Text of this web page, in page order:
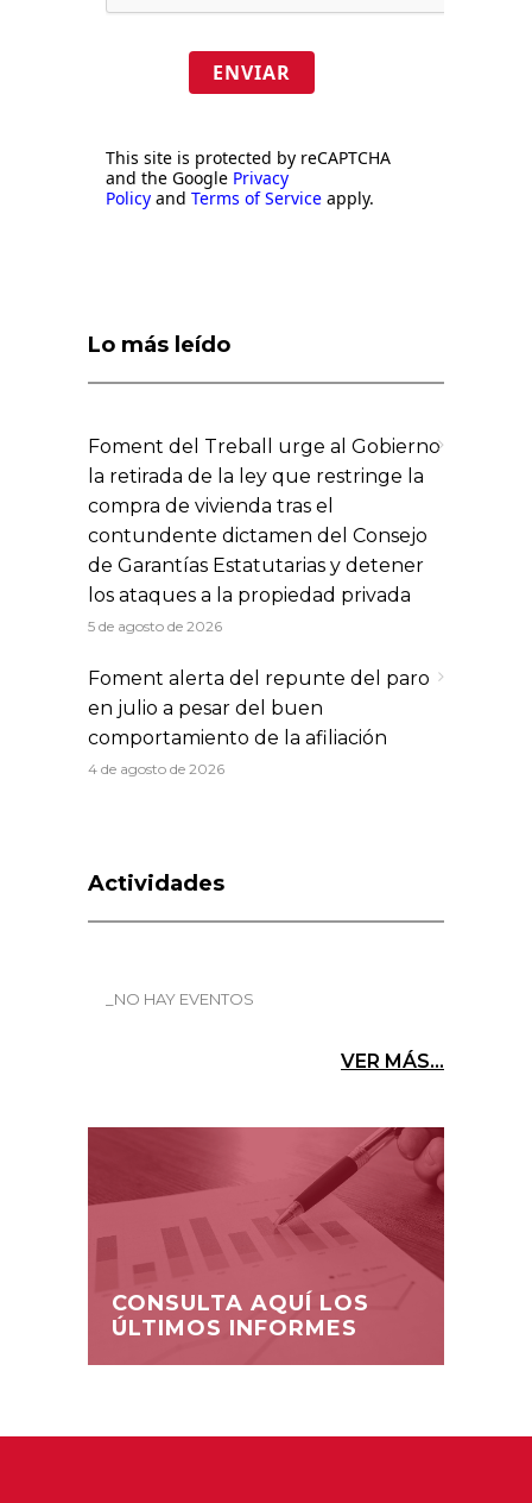
ENVIAR
This site is protected by reCAPTCHA
and the Google Privacy
Policy and Terms of Service apply.
Lo más leído
Foment del Treball urge al Gobierno
la retirada de la ley que restringe la
compra de vivienda tras el
contundente dictamen del Consejo
de Garantías Estatutarias y detener
los ataques a la propiedad privada
5 de agosto de 2026
Foment alerta del repunte del paro
en julio a pesar del buen
comportamiento de la afiliación
4 de agosto de 2026
Actividades
_NO HAY EVENTOS
VER MÁS...
CONSULTA AQUÍ LOS
ÚLTIMOS INFORMES